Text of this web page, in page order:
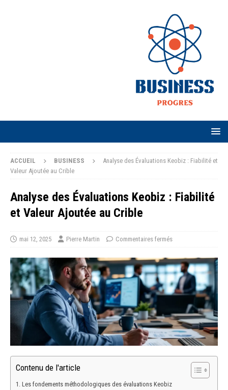
ACCUEIL BUSINESS
Analyse des Évaluations Keobiz : Fiabilité et
Valeur Ajoutée au Crible
Analyse des Évaluations Keobiz : Fiabilité
et Valeur Ajoutée au Crible
mai 12, 2025 Pierre Martin Commentaires fermés
Contenu de l'article
Les fondements méthodologiques des évaluations Keobiz